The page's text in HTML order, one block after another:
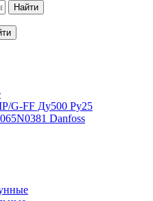
Найти
G-FF Ду500 Ру25
Danfoss